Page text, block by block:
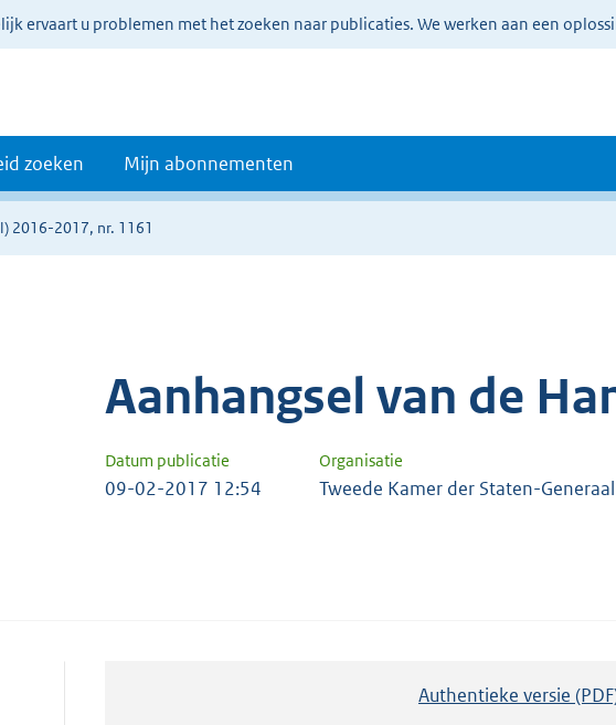
ervaart u problemen met het zoeken naar publicaties. We werken aan een
zoeken Mijn abonnementen
2016-2017, nr. 1161
Aanhangsel van de
Datum publicatie Organisatie
09-02-2017 12:54 Tweede Kamer der Staten-Generaal
Authentieke versie